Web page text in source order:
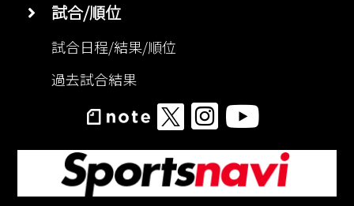
試合/順位
試合日程/結果/順位
過去試合結果